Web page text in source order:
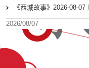
《西城故事》2026-08-
2026/08/07